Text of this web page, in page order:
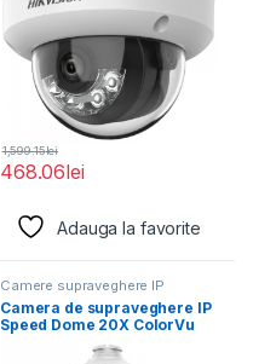
468.06lei
1,599.15lei
Adauga la favorite
Camere supraveghere IP
Camera de supraveghere IP
Speed Dome 20X ColorVu
2MP Hikvision